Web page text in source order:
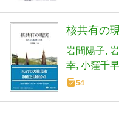
核共有の
岩間陽子
幸 小窪千早
54